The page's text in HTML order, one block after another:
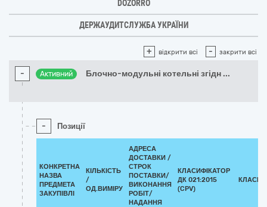
DOZORRO
ДЕРЖАУДИТСЛУЖБА УКРАЇНИ
+ відкрити всі - закрити всі
- Активний Блочно-модульні котельні згідн ...
- Позиції
КОНКРЕТНА
НАЗВА
ПРЕДМЕТА
ЗАКУПІВЛІ
КІЛЬКІСТЬ
/
ОД.ВИМІРУ
АДРЕСА
ДОСТАВКИ /
СТРОК
ПОСТАВКИ/
ВИКОНАННЯ
РОБІТ/
НАДАННЯ
КЛАСИФІКАТОР
ДК 021:2015
(CPV)